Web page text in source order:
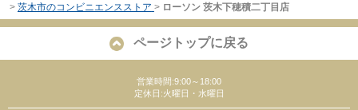
> 茨木市のコンビニエンスストア > ローソン 茨木下穂積二丁目店
ページトップに戻る
営業時間:9:00～18:00
定休日:火曜日・水曜日